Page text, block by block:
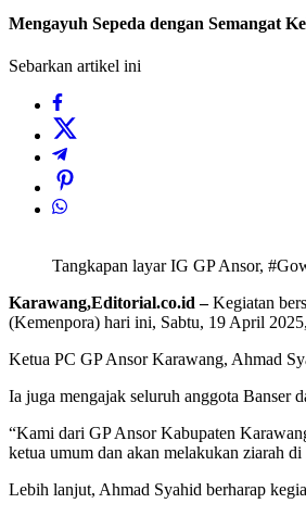
Mengayuh Sepeda dengan Semangat
Sebarkan artikel ini
Tangkapan layar IG GP Ansor,
Karawang,Editorial.co.id –Kegiatan
(Kemenpora) hari ini, Sabtu, 19 April
Ketua PC GP Ansor Karawang, Ahmad
Ia juga mengajak seluruh anggota Banser
“Kami dari GP Ansor Kabupaten
ketua umum dan akan melakukan ziarah
Lebih lanjut, Ahmad Syahid berharap